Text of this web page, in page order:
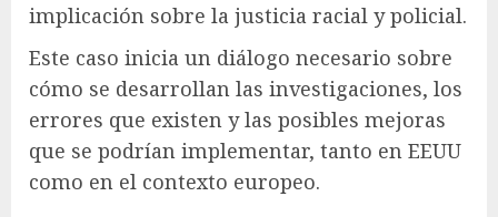
implicación sobre la justicia racial y policial.
Este caso inicia un diálogo necesario sobre
cómo se desarrollan las investigaciones, los
errores que existen y las posibles mejoras
que se podrían implementar, tanto en EEUU
como en el contexto europeo.